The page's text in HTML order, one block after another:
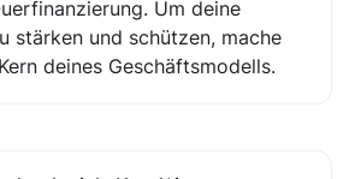
Um deine
stärken und schützen, mache
deines Geschäftsmodells.